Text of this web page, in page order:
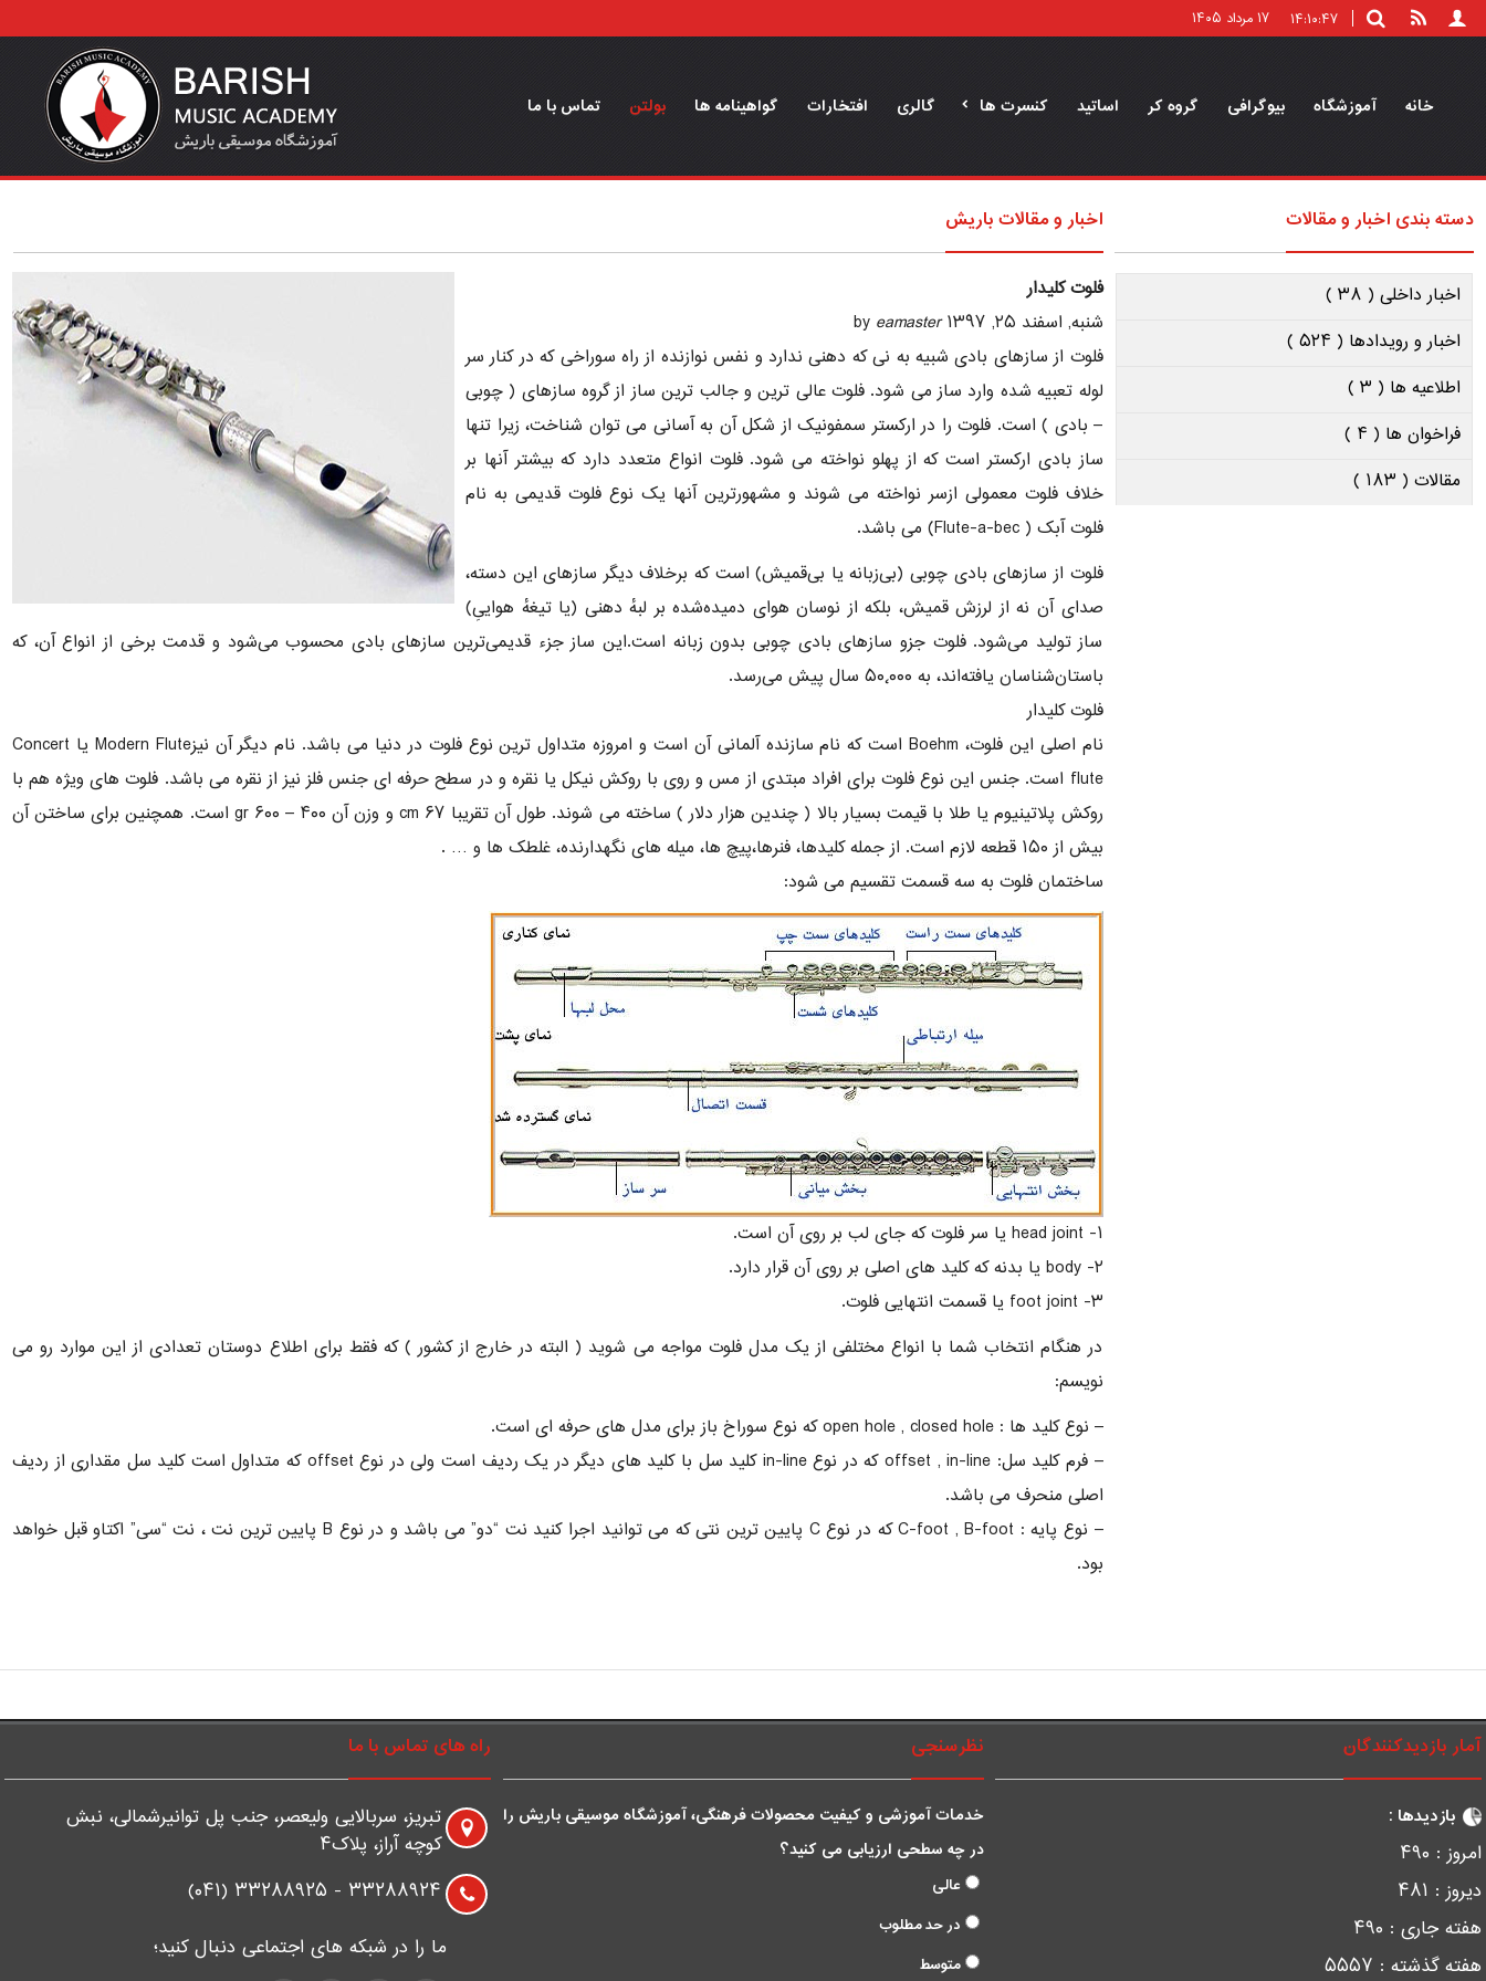
۱۴:۱۰:۴۷ ۱۷ مرداد ۱۴۰۵
خانه آموزشگاه بیوگرافی گروه کر اساتید کنسرت ها گالری افتخارات گواهینامه ها بولتن تماس با ما
دسته بندی اخبار و مقالات
اخبار داخلی ( ۳۸ )
اخبار و رویدادها ( ۵۲۴ )
اطلاعیه ها ( ۳ )
فراخوان ها ( ۴ )
مقالات ( ۱۸۳ )
اخبار و مقالات باریش
فلوت کلیدار
شنبه, اسفند ۲۵, ۱۳۹۷ by
eamaster
فلوت از سازهای بادی شبیه به نی که دهنی ندارد و نفس نوازنده از راه سوراخی که در کنار سر
لوله تعبیه شده وارد ساز می شود. فلوت عالی ترین و جالب ترین ساز از گروه سازهای ( چوبی
– بادی ) است. فلوت را در ارکستر سمفونیک از شکل آن به آسانی می توان شناخت، زیرا تنها
ساز بادی ارکستر است که از پهلو نواخته می شود. فلوت انواع متعدد دارد که بیشتر آنها بر
خلاف فلوت معمولی ازسر نواخته می شوند و مشهورترین آنها یک نوع فلوت قدیمی به نام
فلوت آبک ( Flute-a-bec) می باشد.
فلوت از سازهای بادی چوبی (بی‌زبانه یا بی‌قمیش) است که برخلاف دیگر سازهای این دسته،
صدای آن نه از لرزش قمیش، بلکه از نوسان هوای دمیده‌شده بر لبهٔ دهنی (یا تیغهٔ هواییِ)
ساز تولید می‌شود. فلوت جزو سازهای بادی چوبی بدون زبانه است.این ساز جزء قدیمی‌ترین سازهای بادی محسوب می‌شود و قدمت برخی از انواع آن، که
باستان‌شناسان یافته‌اند، به ۵۰٬۰۰۰ سال پیش می‌رسد.
فلوت کلیدار
نام اصلی این فلوت، Boehm است که نام سازنده آلمانی آن است و امروزه متداول ترین نوع فلوت در دنیا می باشد. نام دیگر آن نیزModern Flute یا Concert
flute است. جنس این نوع فلوت برای افراد مبتدی از مس و روی با روکش نیکل یا نقره و در سطح حرفه ای جنس فلز نیز از نقره می باشد. فلوت های ویژه هم با
روکش پلاتینیوم یا طلا با قیمت بسیار بالا ( چندین هزار دلار ) ساخته می شوند. طول آن تقریبا ۶۷ cm و وزن آن ۴۰۰ – ۶۰۰ gr است. همچنین برای ساختن آن
بیش از ۱۵۰ قطعه لازم است. از جمله کلیدها، فنرها،پیچ ها، میله های نگهدارنده، غلطک ها و … .
ساختمان فلوت به سه قسمت تقسیم می شود:
۱- head joint یا سر فلوت که جای لب بر روی آن است.
۲- body یا بدنه که کلید های اصلی بر روی آن قرار دارد.
۳- foot joint یا قسمت انتهایی فلوت.
در هنگام انتخاب شما با انواع مختلفی از یک مدل فلوت مواجه می شوید ( البته در خارج از کشور ) که فقط برای اطلاع دوستان تعدادی از این موارد رو می
نویسم:
– نوع کلید ها : open hole , closed hole که نوع سوراخ باز برای مدل های حرفه ای است.
– فرم کلید سل: offset , in-line که در نوع in-line کلید سل با کلید های دیگر در یک ردیف است ولی در نوع offset که متداول است کلید سل مقداری از ردیف
اصلی منحرف می باشد.
– نوع پایه : C-foot , B-foot که در نوع C پایین ترین نتی که می توانید اجرا کنید نت “دو” می باشد و در نوع B پایین ترین نت ، نت “سی” اکتاو قبل خواهد
بود.
آمار بازدیدکنندگان
بازدیدها :
امروز : ۴۹۰
دیروز : ۴۸۱
هفته جاری : ۴۹۰
هفته گذشته : ۵۵۵۷
نظرسنجی
خدمات آموزشی و کیفیت محصولات فرهنگی، آموزشگاه موسیقی باریش را
در چه سطحی ارزیابی می کنید؟
عالی
در حد مطلوب
متوسط
راه های تماس با ما
تبریز، سربالایی ولیعصر، جنب پل توانیرشمالی، نبش
کوچه آراز، پلاک۴
۳۳۲۸۸۹۲۴ - ۳۳۲۸۸۹۲۵ (۰۴۱)
ما را در شبکه های اجتماعی دنبال کنید؛